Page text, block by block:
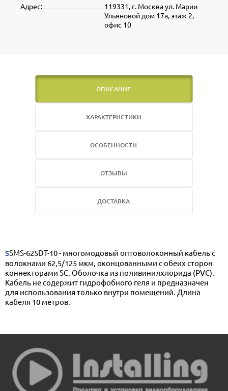
119331, г. Москва ул. Марии
Ульяновой дом 17а, этаж 2,
офис 10
Адрес:
ОПИСАНИЕ
ХАРАКТЕРИСТИКИ
ОСОБЕННОСТИ
ОТЗЫВЫ
ДОСТАВКА
SSMS-625DT-10 - многомодовый оптоволоконный кабель с
волокнами 62,5/125 мкм, оконцованными с обеих сторон
коннекторами SС. Оболочка из поливинилхлорида (PVC).
Кабель не содержит гидрофобного геля и предназначен
для использования только внутри помещений. Длина
кабеля 10 метров.